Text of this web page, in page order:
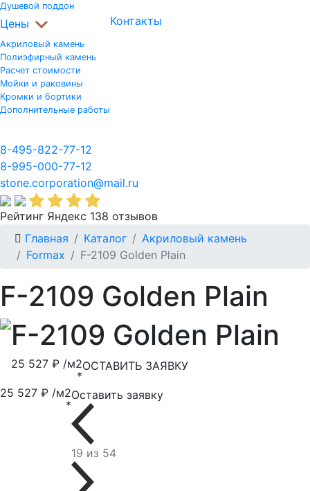
Душевой поддон
Цены
Акриловый камень
Полиэфирный камень
Расчет стоимости
Мойки и раковины
Кромки и бортики
Дополнительные работы
Контакты
8-495-822-77-12
8-995-000-77-12
stone.corporation@mail.ru
Рейтинг Яндекс 138 отзывов
Главная
Каталог
Акриловый камень
Formax
F-2109 Golden Plain
F-2109 Golden Plain
F-2109 Golden Plain
25 527 ₽ /м2
*
ОСТАВИТЬ ЗАЯВКУ
25 527 ₽ /м2
*
Оставить заявку
19 из 54